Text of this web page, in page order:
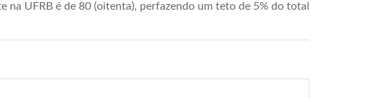
UFRB é de 80 (oitenta), perfazendo um teto de 5% do total